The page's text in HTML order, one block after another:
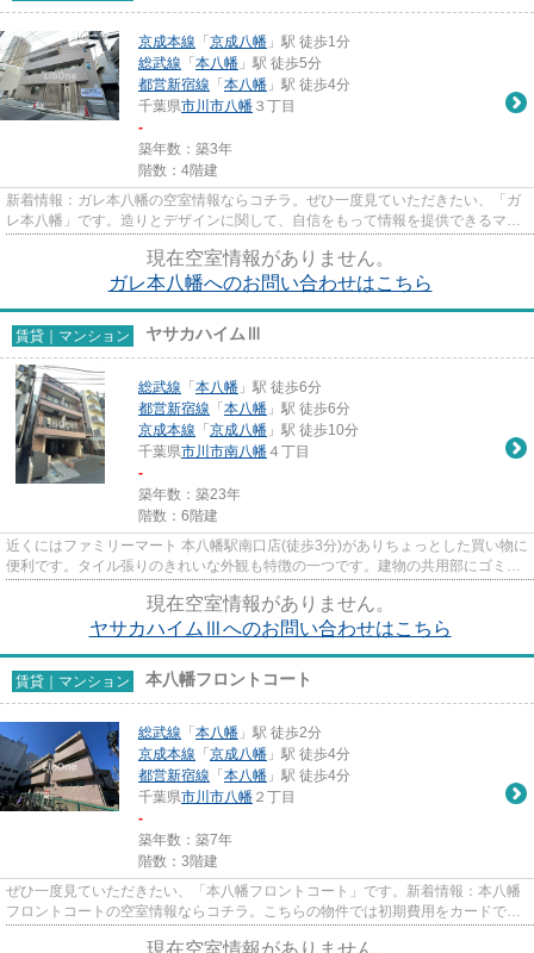
京成本線 「 京成八幡 」駅 徒歩1分
総武線 「 本八幡 」駅 徒歩5分
都営新宿線 「 本八幡 」駅 徒歩4分
千葉県市川市八幡 ３丁目
-
築年数：築3年
階数：4階建
新着情報：ガレ本八幡の空室情報ならコチラ。ぜひ一度見ていただきたい、「ガ
レ本八幡」です。造りとデザインに関して、自信をもって情報を提供できるマン
現在空室情報がありません。
ガレ本八幡へのお問い合わせはこちら
賃貸｜マンション ヤサカハイムⅢ
総武線 「 本八幡 」駅 徒歩6分
都営新宿線 「 本八幡 」駅 徒歩6分
京成本線 「 京成八幡 」駅 徒歩10分
千葉県市川市南八幡 ４丁目
-
築年数：築23年
階数：6階建
近くにはファミリーマート 本八幡駅南口店(徒歩3分)がありちょっとした買い物に
便利です。タイル張りのきれいな外観も特徴の一つです。建物の共用部にゴミ置
現在空室情報がありません。
ヤサカハイムⅢへのお問い合わせはこちら
賃貸｜マンション 本八幡フロントコート
総武線 「 本八幡 」駅 徒歩2分
京成本線 「 京成八幡 」駅 徒歩4分
都営新宿線 「 本八幡 」駅 徒歩4分
千葉県市川市八幡 ２丁目
-
築年数：築7年
階数：3階建
ぜひ一度見ていただきたい、「本八幡フロントコート」です。新着情報：本八幡
フロントコートの空室情報ならコチラ。こちらの物件では初期費用をカードでお
現在空室情報がありません。